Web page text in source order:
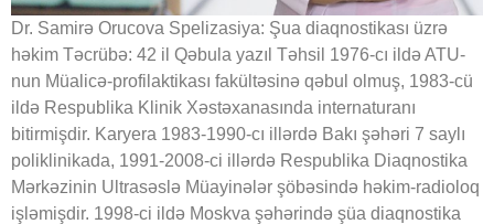
Dr. Samirə Orucova Spelizasiya: Şua diaqnostikası üzrə
həkim Təcrübə: 42 il Qəbula yazıl Təhsil 1976-cı ildə ATU-
nun Müalicə-profilaktikası fakültəsinə qəbul olmuş, 1983-cü
ildə Respublika Klinik Xəstəxanasında internaturanı
bitirmişdir. Karyera 1983-1990-cı illərdə Bakı şəhəri 7 saylı
poliklinikada, 1991-2008-ci illərdə Respublika Diaqnostika
Mərkəzinin Ultrasəslə Müayinələr şöbəsində həkim-radioloq
işləmişdir. 1998-ci ildə Moskva şəhərində şüa diaqnostika